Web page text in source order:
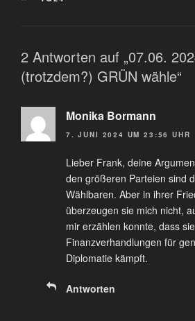
2 Antworten auf „07.06.
(trotzdem?) GRÜN wähle“
Monika Bormann
7. JUNI 2024 UM 23:56 UHR
Lieber Frank, deine
den größeren Parteien sind
Wählbaren. Aber in ihrer
überzeugen sie mich nicht,
mir erzählen konnte, dass
Finanzverhandlungen für
Diplomatie kämpft.
Antworten